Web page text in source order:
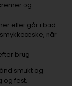
og
eller går i bad
når
brug
smukt og
og fest.